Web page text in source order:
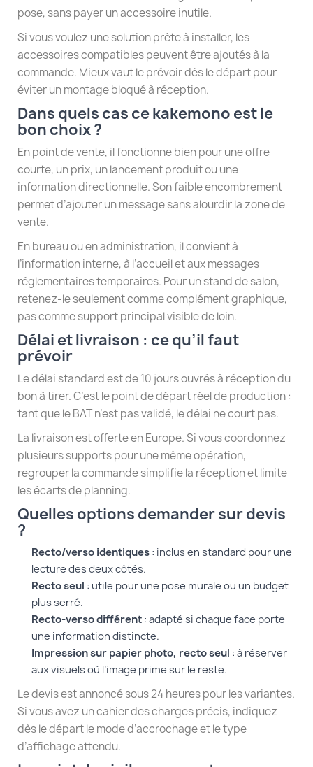
pose, sans payer un accessoire inutile.
Si vous voulez une solution prête à installer, les
accessoires compatibles peuvent être ajoutés à la
commande. Mieux vaut le prévoir dès le départ pour
éviter un montage bloqué à réception.
Dans quels cas ce kakemono est le
bon choix ?
En point de vente, il fonctionne bien pour une offre
courte, un prix, un lancement produit ou une
information directionnelle. Son faible encombrement
permet d’ajouter un message sans alourdir la zone de
vente.
En bureau ou en administration, il convient à
l’information interne, à l’accueil et aux messages
réglementaires temporaires. Pour un stand de salon,
retenez-le seulement comme complément graphique,
pas comme support principal visible de loin.
Délai et livraison : ce qu’il faut
prévoir
Le délai standard est de 10 jours ouvrés à réception du
bon à tirer. C’est le point de départ réel de production :
tant que le BAT n’est pas validé, le délai ne court pas.
La livraison est offerte en Europe. Si vous coordonnez
plusieurs supports pour une même opération,
regrouper la commande simplifie la réception et limite
les écarts de planning.
Quelles options demander sur devis
?
Recto/verso identiques : inclus en standard pour une
lecture des deux côtés.
Recto seul : utile pour une pose murale ou un budget
plus serré.
Recto-verso différent : adapté si chaque face porte
une information distincte.
Impression sur papier photo, recto seul : à réserver
aux visuels où l’image prime sur le reste.
Le devis est annoncé sous 24 heures pour les variantes.
Si vous avez un cahier des charges précis, indiquez
dès le départ le mode d’accrochage et le type
d’affichage attendu.